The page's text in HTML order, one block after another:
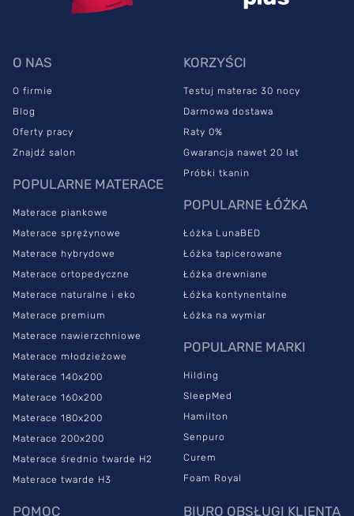
O NAS
O firmie
Blog
Oferty pracy
Znajdź salon
POPULARNE MATERACE
Materace piankowe
Materace sprężynowe
Materace hybrydowe
Materace ortopedyczne
Materace naturalne i eko
Materace premium
Materace nawierzchniowe
Materace młodzieżowe
Materace 140x200
Materace 160x200
Materace 180x200
Materace 200x200
Materace średnio twarde H2
Materace twarde H3
KORZYŚCI
Testuj materac 30 nocy
Darmowa dostawa
Raty 0%
Gwarancja nawet 20 lat
Próbki tkanin
POPULARNE ŁÓŻKA
Łóżka LunaBED
Łóżka tapicerowane
Łóżka drewniane
Łóżka kontynentalne
Łóżka na wymiar
POPULARNE MARKI
Hilding
SleepMed
Hamilton
Senpuro
Curem
Foam Royal
POMOC BIURO OBSŁUGI KLIENTA